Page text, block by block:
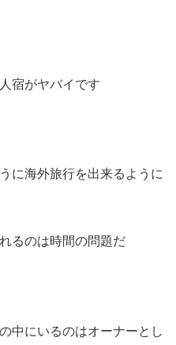
宿がヤバイです
に海外旅行を出来るように
るのは時間の問題だ
中にいるのはオーナーとし